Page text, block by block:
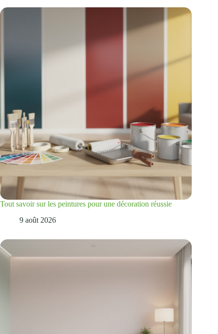
Tout savoir sur les peintures pour une décoration réussie
9 août 2026